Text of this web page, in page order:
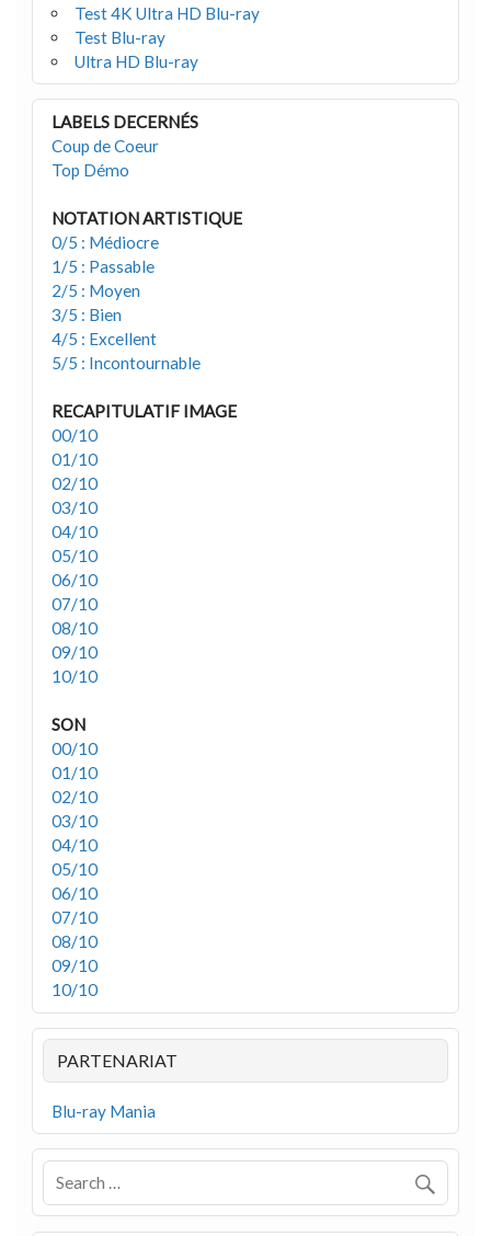
Test 4K Ultra HD Blu-ray
Test Blu-ray
Ultra HD Blu-ray
LABELS DECERNÉS
Coup de Coeur
Top Démo
NOTATION ARTISTIQUE
0/5 : Médiocre
1/5 : Passable
2/5 : Moyen
3/5 : Bien
4/5 : Excellent
5/5 : Incontournable
RECAPITULATIF IMAGE
00/10
01/10
02/10
03/10
04/10
05/10
06/10
07/10
08/10
09/10
10/10
SON
00/10
01/10
02/10
03/10
04/10
05/10
06/10
07/10
08/10
09/10
10/10
PARTENARIAT
Blu-ray Mania